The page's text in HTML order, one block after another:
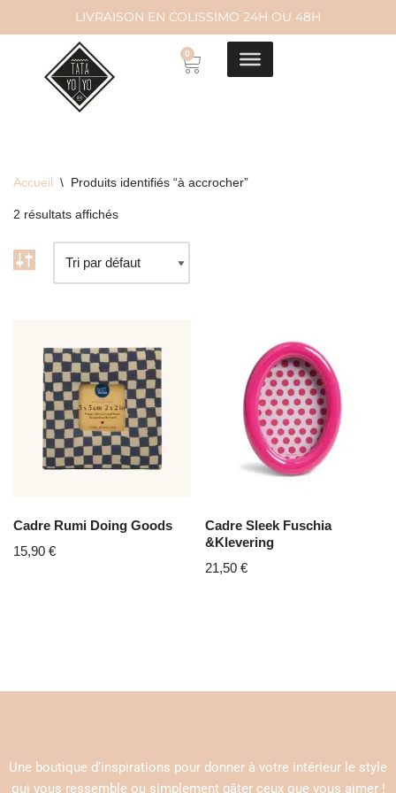
contenu
LIVRAISON EN COLISSIMO 24H OU 48H
0
Accueil \ Produits identifiés “à accrocher”
2 résultats affichés
Cadre Rumi Doing Goods
15,90 €
Cadre Sleek Fuschia
&Klevering
21,50€
Une boutique d’inspirations pour donner à votre intérieur le style
qui vous ressemble ou simplement gâter ceux que vous aimer !